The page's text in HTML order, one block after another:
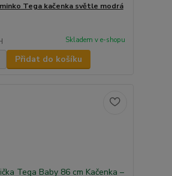
Tega kačenka světle modrá
Skladem v e-shopu
Přidat do košíku